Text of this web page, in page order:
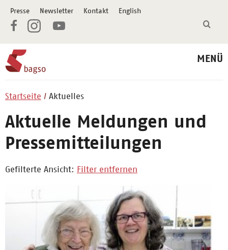
Presse Newsletter Kontakt English
MENÜ
Startseite Aktuelles
Aktuelle Meldungen und
Pressemitteilungen
Gefilterte Ansicht: Filter entfernen